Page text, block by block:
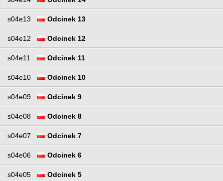
s04e13 Odcinek 13
s04e12 Odcinek 12
s04e11 Odcinek 11
s04e10 Odcinek 10
s04e09 Odcinek 9
s04e08 Odcinek 8
s04e07 Odcinek 7
s04e06 Odcinek 6
s04e05 Odcinek 5